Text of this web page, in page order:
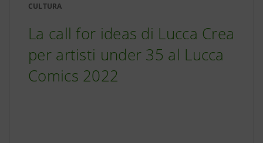
CULTURA
La call for ideas di Lucca Crea
per artisti under 35 al Lucca
Comics 2022